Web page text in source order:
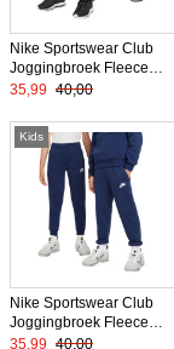
Nike Sportswear Club
Joggingbroek Fleece
Kids Zwart Wit
35,99 40,00
Kids
Nike Sportswear Club
Joggingbroek Fleece
Kids Donkerblauw Wit
35,99 40,00